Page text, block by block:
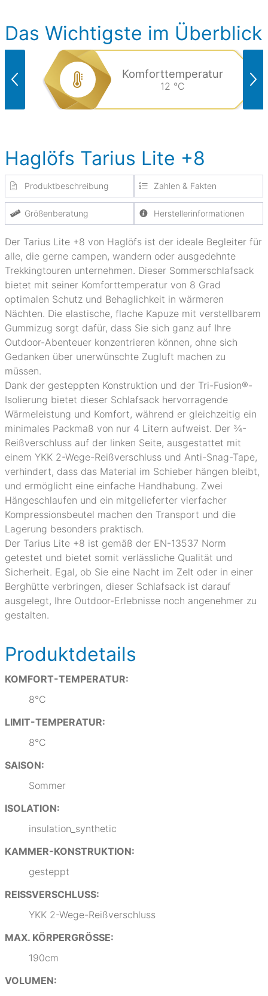
Das Wichtigste im Überblick
Komforttemperatur
12 °C
Haglöfs Tarius Lite +8
Produktbeschreibung Zahlen & Fakten
Größenberatung Herstellerinformationen
Der Tarius Lite +8 von Haglöfs ist der ideale Begleiter für
alle, die gerne campen, wandern oder ausgedehnte
Trekkingtouren unternehmen. Dieser Sommerschlafsack
bietet mit seiner Komforttemperatur von 8 Grad
optimalen Schutz und Behaglichkeit in wärmeren
Nächten. Die elastische, flache Kapuze mit verstellbarem
Gummizug sorgt dafür, dass Sie sich ganz auf Ihre
Outdoor-Abenteuer konzentrieren können, ohne sich
Gedanken über unerwünschte Zugluft machen zu
müssen.
Dank der gesteppten Konstruktion und der Tri-Fusion®-
Isolierung bietet dieser Schlafsack hervorragende
Wärmeleistung und Komfort, während er gleichzeitig ein
minimales Packmaß von nur 4 Litern aufweist. Der ¾-
Reißverschluss auf der linken Seite, ausgestattet mit
einem YKK 2-Wege-Reißverschluss und Anti-Snag-Tape,
verhindert, dass das Material im Schieber hängen bleibt,
und ermöglicht eine einfache Handhabung. Zwei
Hängeschlaufen und ein mitgelieferter vierfacher
Kompressionsbeutel machen den Transport und die
Lagerung besonders praktisch.
Der Tarius Lite +8 ist gemäß der EN-13537 Norm
getestet und bietet somit verlässliche Qualität und
Sicherheit. Egal, ob Sie eine Nacht im Zelt oder in einer
Berghütte verbringen, dieser Schlafsack ist darauf
ausgelegt, Ihre Outdoor-Erlebnisse noch angenehmer zu
gestalten.
Produktdetails
KOMFORT-TEMPERATUR:
8°C
LIMIT-TEMPERATUR:
8°C
SAISON:
Sommer
ISOLATION:
insulation_synthetic
KAMMER-KONSTRUKTION:
gesteppt
REISSVERSCHLUSS:
YKK 2-Wege-Reißverschluss
MAX. KÖRPERGRÖSSE:
190cm
VOLUMEN: